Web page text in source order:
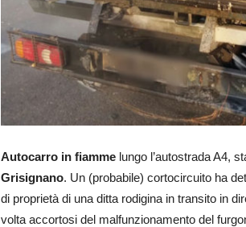
Autocarro in fiamme lungo l’autostrada A4,
Grisignano. Un (probabile) cortocircuito ha
di proprietà di una ditta rodigina in transito in
volta accortosi del malfunzionamento del